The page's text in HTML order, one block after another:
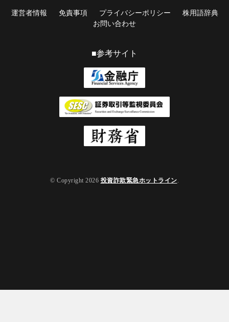
運営者情報 免責事項 プライバシーポリシー
株用語辞典
お問い合わせ
■参考サイト
© Copyright 2026 投資詐欺緊急ホットライン.